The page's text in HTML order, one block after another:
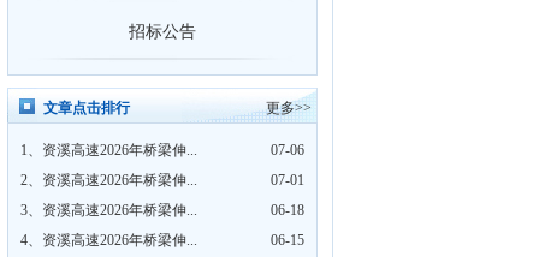
招标公告
文章点击排行 更多>>
07-06
1、 资溪高速2026年桥梁伸...
07-01
2、 资溪高速2026年桥梁伸...
06-18
3、 资溪高速2026年桥梁伸...
06-15
4、 资溪高速2026年桥梁伸...